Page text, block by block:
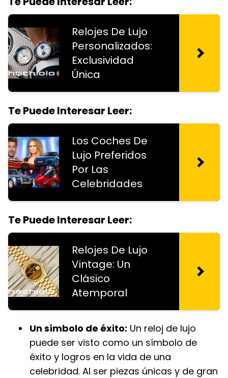
Relojes De Lujo
Personalizados:
Exclusividad
Única
Te Puede Interesar Leer:
Los Coches De
Lujo Preferidos
Por Las
Celebridades
Te Puede Interesar Leer:
Relojes De Lujo
Vintage: Un
Clásico
Atemporal
Un símbolo de éxito: Un reloj de lujo
puede ser visto como un símbolo de
éxito y logros en la vida de una
celebridad. Al ser piezas únicas y de gran